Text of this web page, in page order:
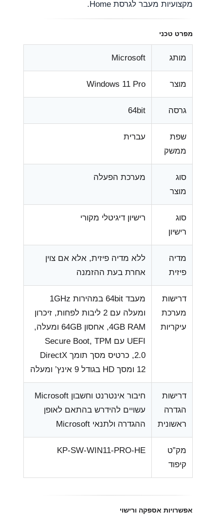
מקצועיות מעבר לגרסת Home.
מפרט טכני
מותג Microsoft
מוצר Windows 11 Pro
גרסה 64bit
שפת
ממשק
עברית
סוג
מוצר
מערכת הפעלה
סוג
רישיון
רישיון דיגיטלי מקורי
מדיה
פיזית
ללא מדיה פיזית, אלא אם צוין
אחרת בעת ההזמנה
דרישות
מערכת
עיקריות
מעבד 64bit במהירות 1GHz
ומעלה עם 2 ליבות לפחות, זיכרון
4GB RAM, אחסון 64GB ומעלה,
UEFI עם Secure Boot, TPM
2.0, כרטיס מסך תומך DirectX
12 ומסך HD בגודל 9 אינץ’ ומעלה
דרישות
הגדרה
ראשונית
חיבור אינטרנט וחשבון Microsoft
עשויים להידרש בהתאם לאופן
ההגדרה ולתנאי Microsoft
מק”ט
קיפוד
KP-SW-WIN11-PRO-HE
אפשרויות אספקה ורישוי